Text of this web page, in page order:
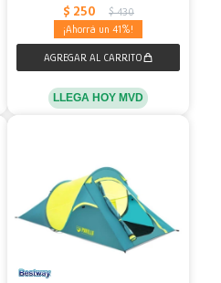
$ 250 $ 430
41
LLEGA HOY MVD